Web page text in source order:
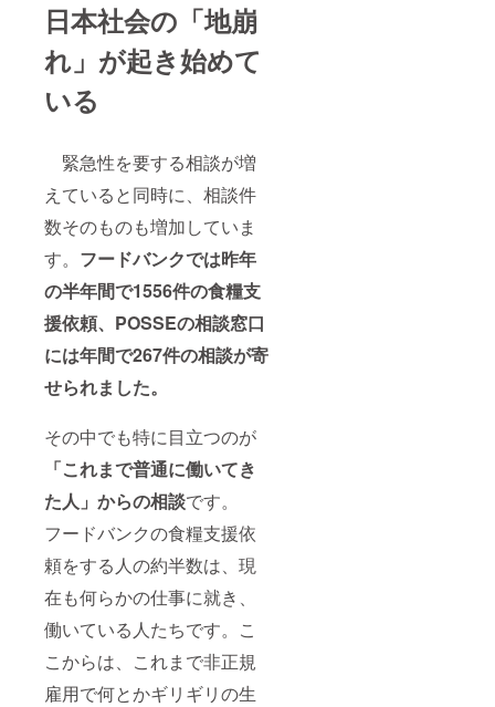
日本社会の「地崩
れ」が起き始めて
いる
緊急性を要する相談が増
えていると同時に、相談件
数そのものも増加していま
す。 フードバンクでは昨年
の半年間で1556件の食糧支
援依頼、POSSEの相談窓口
には年間で267件の相談が寄
せられました。
その中でも特に目立つのが
「これまで普通に働いてき
た人」からの相談です。
フードバンクの食糧支援依
頼をする人の約半数は、現
在も何らかの仕事に就き、
働いている人たちです。こ
こからは、これまで非正規
雇用で何とかギリギリの生